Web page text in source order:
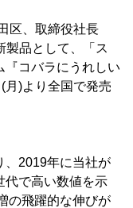
区、取締役社長
製品として、「ス
『コバラにうれしい
月)より全国で発売
、2019年に当社が
代で高い数値を示
の飛躍的な伸びが